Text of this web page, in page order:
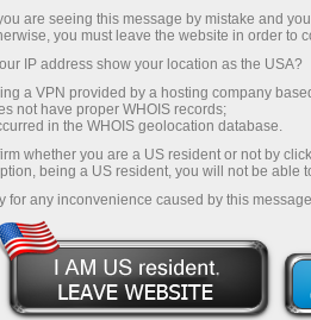
Відкрити торговий
Відкрити демо-
RSS-стрічки від міжнародного
повне зведення аналітичних
фінансового ринку Форекс, а
максимально зручному форматі.
are seeing this message by mistake and
you must leave the website in order to
IP address show your location as the USA?
a VPN provided by a hosting company
not have proper WHOIS records;
in the WHOIS geolocation database.
whether you are a US resident or not by
being a US resident, you will not be able
for any inconvenience caused by this